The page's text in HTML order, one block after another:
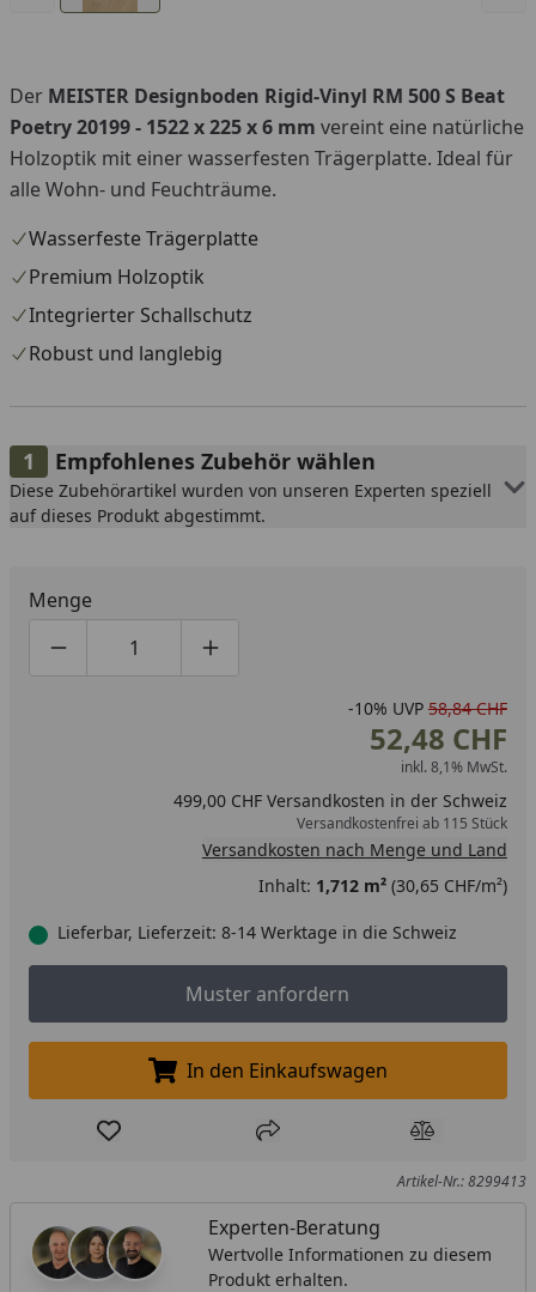
Der MEISTER Designboden Rigid-Vinyl RM 500 S Beat
Poetry 20199 - 1522 x 225 x 6 mm vereint eine natürliche
Holzoptik mit einer wasserfesten Trägerplatte. Ideal für
alle Wohn- und Feuchträume.
Wasserfeste Trägerplatte
Premium Holzoptik
Integrierter Schallschutz
Robust und langlebig
Empfohlenes Zubehör wählen
Diese Zubehörartikel wurden von unseren Experten speziell
auf dieses Produkt abgestimmt.
Menge
Produktmenge um eins verringern
Produktmenge manuell eingeben
Produktmenge um eins erhöhen
-10% UVP 58,84 CHF
52,48 CHF
inkl. 8,1% MwSt.
499,00 CHF Versandkosten in der Schweiz
Versandkostenfrei ab 115 Stück
Versandkosten nach Menge und Land
Inhalt: 1,712 m²(30,65 CHF/m²)
Lieferbar, Lieferzeit: 8-14 Werktage in die Schweiz
Muster anfordern
Muster anfordern
In den Einkaufswagen legen
In den Einkaufswagen
Produkt zur Wunschliste hinzufügen
Teilen Produkt
Artikel-Nr.: 8299413
Experten-Beratung
Wertvolle Informationen zu diesem
Produkt erhalten.